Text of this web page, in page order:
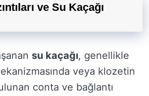
ve Su Kaçağı
su kaçağı, genellikle
veya klozetin
conta ve bağlantı